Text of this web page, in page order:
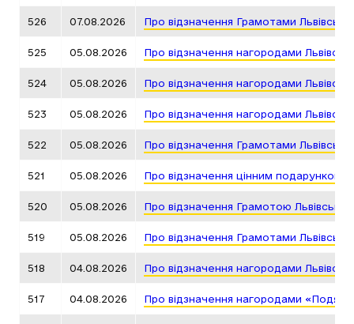
526 07.08.2026 Про відзначення Грамотами
525 05.08.2026 Про відзначення нагородами
524 05.08.2026 Про відзначення нагородами
523 05.08.2026 Про відзначення нагородами
522 05.08.2026 Про відзначення Грамотами
521 05.08.2026 Про відзначення цінним подарунком
520 05.08.2026 Про відзначення Грамотою
519 05.08.2026 Про відзначення Грамотами
518 04.08.2026 Про відзначення нагородами
517 04.08.2026 Про відзначення нагородами «Подяка